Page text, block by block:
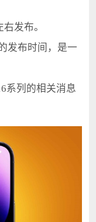
发布。
布时间，是一
列的相关消息